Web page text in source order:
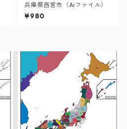
兵庫県西宮市（Aiファイル）
¥980